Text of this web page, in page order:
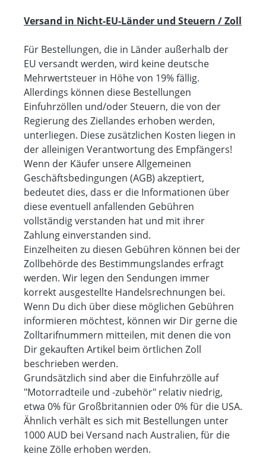
Versand in Nicht-EU-Länder und Steuern / Zoll
Für Bestellungen, die in Länder außerhalb der
EU versandt werden, wird keine deutsche
Mehrwertsteuer in Höhe von 19% fällig.
Allerdings können diese Bestellungen
Einfuhrzöllen und/oder Steuern, die von der
Regierung des Ziellandes erhoben werden,
unterliegen. Diese zusätzlichen Kosten liegen in
der alleinigen Verantwortung des Empfängers!
Wenn der Käufer unsere Allgemeinen
Geschäftsbedingungen (AGB) akzeptiert,
bedeutet dies, dass er die Informationen über
diese eventuell anfallenden Gebühren
vollständig verstanden hat und mit ihrer
Zahlung einverstanden sind.
Einzelheiten zu diesen Gebühren können bei der
Zollbehörde des Bestimmungslandes erfragt
werden. Wir legen den Sendungen immer
korrekt ausgestellte Handelsrechnungen bei.
Wenn Du dich über diese möglichen Gebühren
informieren möchtest, können wir Dir gerne die
Zolltarifnummern mitteilen, mit denen die von
Dir gekauften Artikel beim örtlichen Zoll
beschrieben werden.
Grundsätzlich sind aber die Einfuhrzölle auf
"Motorradteile und -zubehör" relativ niedrig,
etwa 0% für Großbritannien oder 0% für die USA.
Ähnlich verhält es sich mit Bestellungen unter
1000 AUD bei Versand nach Australien, für die
keine Zölle erhoben werden.